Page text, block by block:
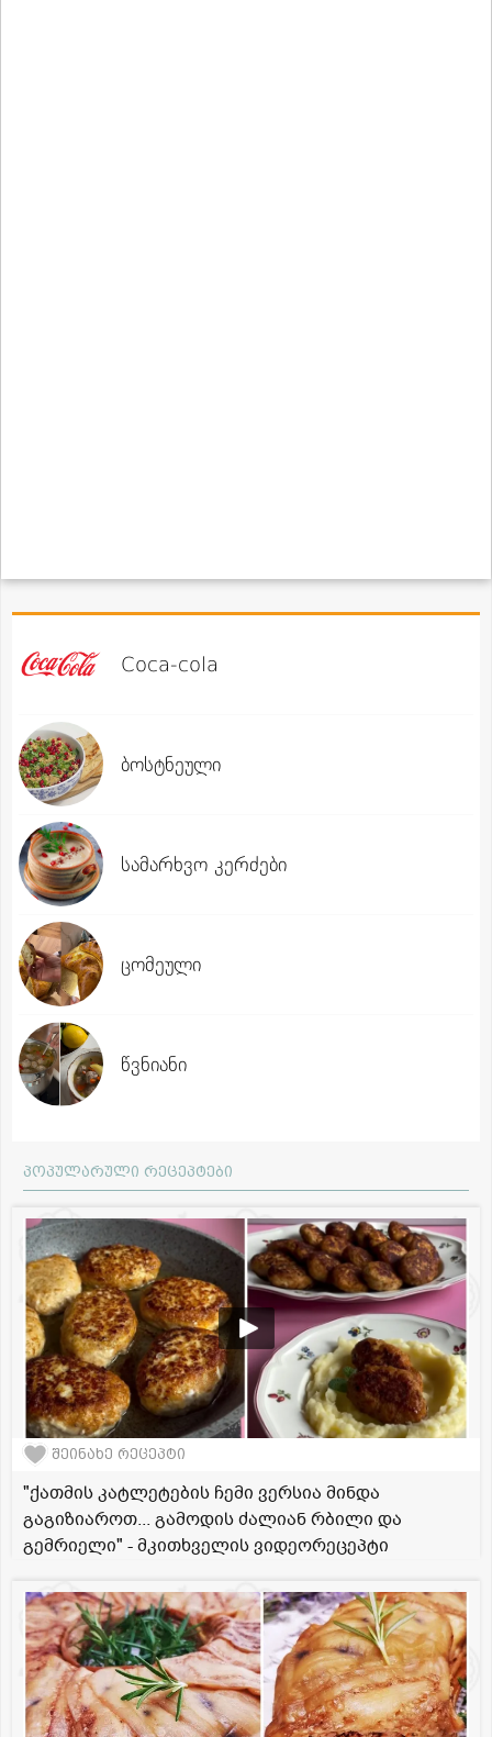
Coca-cola
ბოსტნეული
სამარხვო კერძები
ცომეული
წვნიანი
პოპულარული რეცეპტები
შეინახე რეცეპტი
"ქათმის კატლეტების ჩემი ვერსია მინდა
გაგიზიაროთ... გამოდის ძალიან რბილი და
გემრიელი" - მკითხველის ვიდეორეცეპტი